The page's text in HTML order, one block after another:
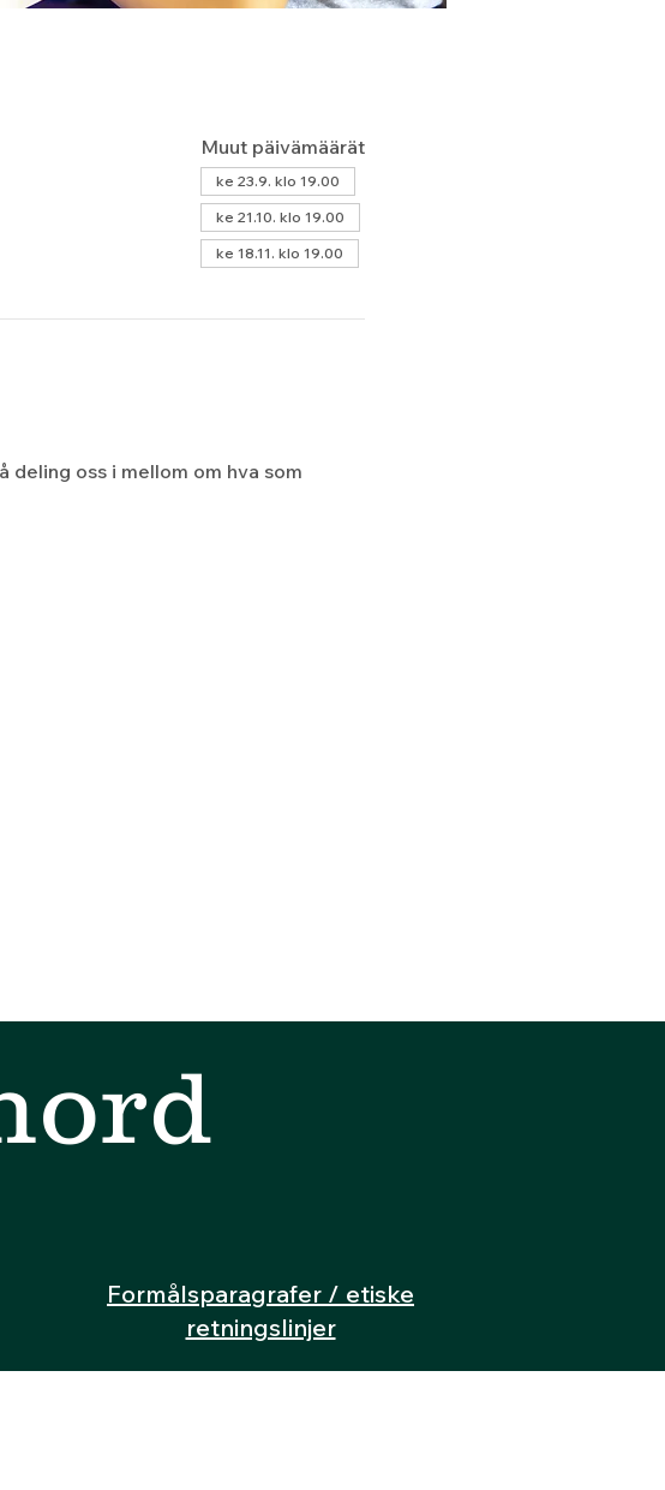
Muut päivämäärät
ke 23.9. klo 19.00
ke 21.10. klo 19.00
ke 18.11. klo 19.00
deling oss i mellom om hva som
Formålsparagrafer / etiske
retningslinjer